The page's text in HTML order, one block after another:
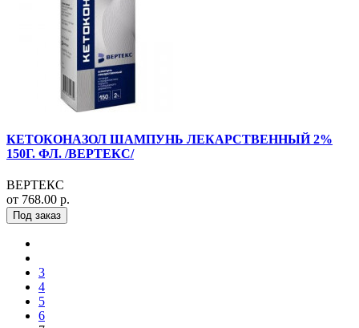
КЕТОКОНАЗОЛ ШАМПУНЬ ЛЕКАРСТВЕННЫЙ 2%
150Г. ФЛ. /ВЕРТЕКС/
ВЕРТЕКС
от 768.00 р.
Под заказ
3
4
5
6